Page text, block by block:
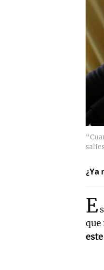
¿Ya
E
que